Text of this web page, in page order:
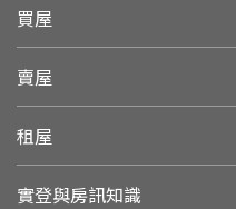
買屋
賣屋
租屋
實登與房訊知識